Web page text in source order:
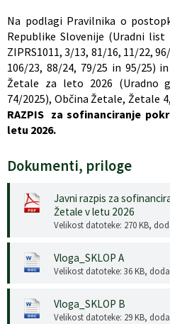
Na podlagi Pravilnika o
Republike Slovenije (Uradni list
ZIPRS1011, 3/13, 81/16, 11/22,
106/23, 88/24, 79/25 in 95/25)
Žetale za leto 2026 (Uradno
74/2025), Občina Žetale, Žetale
RAZPIS za sofinanciranje
letu 2026.
Dokumenti, priloge
Javni razpis za
Žetale v letu 2026
Velikost datoteke: 270 KB,
Vloga_SKLOP A
Velikost datoteke: 36 KB,
Vloga_SKLOP B
Velikost datoteke: 29 KB,